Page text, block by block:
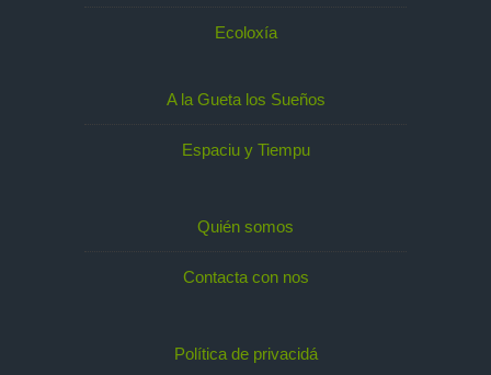
Ecoloxía
A la Gueta los Sueños
Espaciu y Tiempu
Quién somos
Contacta con nos
Política de privacidá